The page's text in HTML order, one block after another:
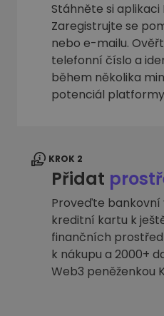
Stáhněte si
Zaregistrujte se
nebo e-mailu.
telefonní číslo a
během několika
potenciál
KROK 2
Přidat
Proveďte bankovní
kreditní kartu k
finančních
k nákupu a 2000+
Web3 peněženkou